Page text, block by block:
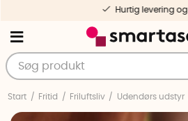
Hurtig levering og
Start Fritid Friluftsliv Udendørs udstyr